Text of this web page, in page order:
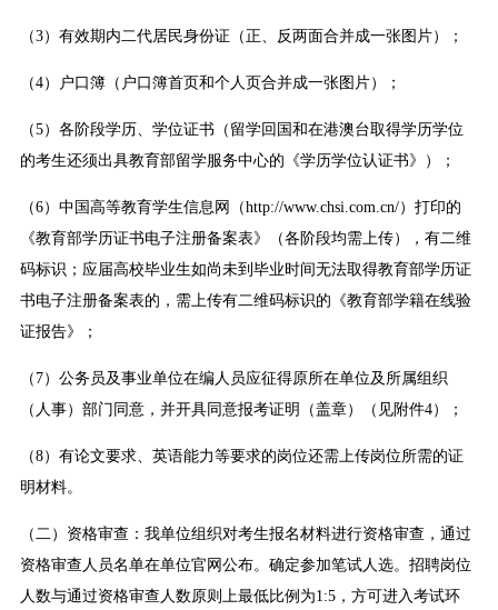
（3）有效期内二代居民身份证（正、反两面合并成一张图片）；
（4）户口簿（户口簿首页和个人页合并成一张图片）；
（5）各阶段学历、学位证书（留学回国和在港澳台取得学历学位
的考生还须出具教育部留学服务中心的《学历学位认证书》）；
（6）中国高等教育学生信息网（http://www.chsi.com.cn/）打印的
《教育部学历证书电子注册备案表》（各阶段均需上传），有二维
码标识；应届高校毕业生如尚未到毕业时间无法取得教育部学历证
书电子注册备案表的，需上传有二维码标识的《教育部学籍在线验
证报告》；
（7）公务员及事业单位在编人员应征得原所在单位及所属组织
（人事）部门同意，并开具同意报考证明（盖章）（见附件4）；
（8）有论文要求、英语能力等要求的岗位还需上传岗位所需的证
明材料。
（二）资格审查：我单位组织对考生报名材料进行资格审查，通过
资格审查人员名单在单位官网公布。确定参加笔试人选。招聘岗位
人数与通过资格审查人数原则上最低比例为1:5，方可进入考试环